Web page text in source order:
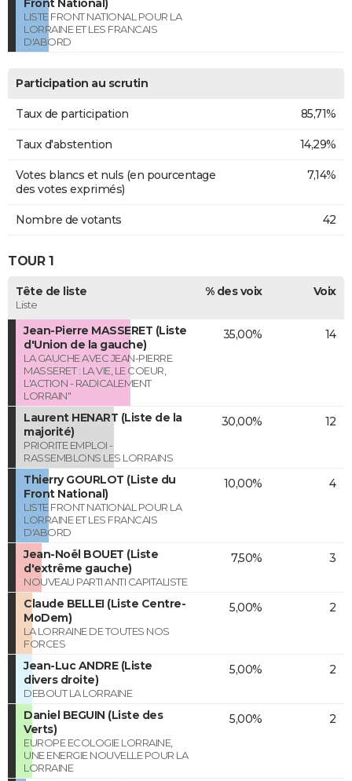
Front National)
LISTE FRONT NATIONAL POUR LA
LORRAINE ET LES FRANCAIS
D'ABORD
Participation au scrutin
Taux de participation 85,71%
Taux d'abstention 14,29%
Votes blancs et nuls (en pourcentage
des votes exprimés)
7,14%
Nombre de votants 42
TOUR 1
Tête de liste
Liste
% des voix Voix
Jean-Pierre MASSERET (Liste
d'Union de la gauche)
LA GAUCHE AVEC JEAN-PIERRE
MASSERET : LA VIE, LE COEUR,
L'ACTION - RADICALEMENT
LORRAIN"
35,00% 14
Laurent HENART (Liste de la
majorité)
PRIORITE EMPLOI -
RASSEMBLONS LES LORRAINS
30,00% 12
Thierry GOURLOT (Liste du
Front National)
LISTE FRONT NATIONAL POUR LA
LORRAINE ET LES FRANCAIS
D'ABORD
10,00% 4
Jean-Noël BOUET (Liste
d'extrême gauche)
NOUVEAU PARTI ANTI CAPITALISTE
7,50% 3
Claude BELLEI (Liste Centre-
MoDem)
LA LORRAINE DE TOUTES NOS
FORCES
5,00% 2
Jean-Luc ANDRE (Liste
divers droite)
DEBOUT LA LORRAINE
5,00% 2
Daniel BEGUIN (Liste des
Verts)
EUROPE ECOLOGIE LORRAINE,
UNE ENERGIE NOUVELLE POUR LA
LORRAINE
5,00% 2